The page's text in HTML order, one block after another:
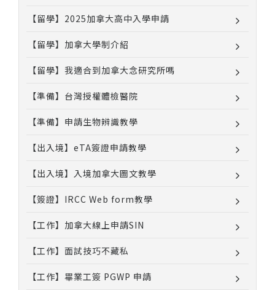
【留學】2025加拿大高中入學申請
【留學】加拿大學制介紹
【留學】我適合到加拿大念研究所嗎
【準備】台灣授權體檢醫院
【準備】申請生物辨識教學
【出入境】eTA簽證申請教學
【出入境】入境加拿大圖文教學
【簽證】IRCC Web form教學
【工作】加拿大線上申請SIN
【工作】面試技巧不藏私
【工作】畢業工簽 PGWP 申請